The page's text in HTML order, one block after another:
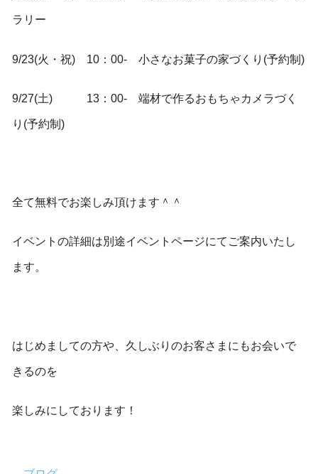
ラリー
9/23(火・祝) 10：00- 小さなお菓子の家づくり(予約制)
9/27(土) 13：00- 端材で作るおもちゃカメラづく
り(予約制)
全て無料でお楽しみ頂けます＾＾
イベントの詳細は別途イベントページにてご案内いたし
ます。
はじめましての方や、久しぶりのお客さまにもお会いで
きるのを
楽しみにしております！